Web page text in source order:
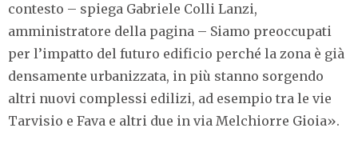
contesto – spiega Gabriele Colli Lanzi,
amministratore della pagina – Siamo preoccupati
per l’impatto del futuro edificio perché la zona è già
densamente urbanizzata, in più stanno sorgendo
altri nuovi complessi edilizi, ad esempio tra le vie
Tarvisio e Fava e altri due in via Melchiorre Gioia».